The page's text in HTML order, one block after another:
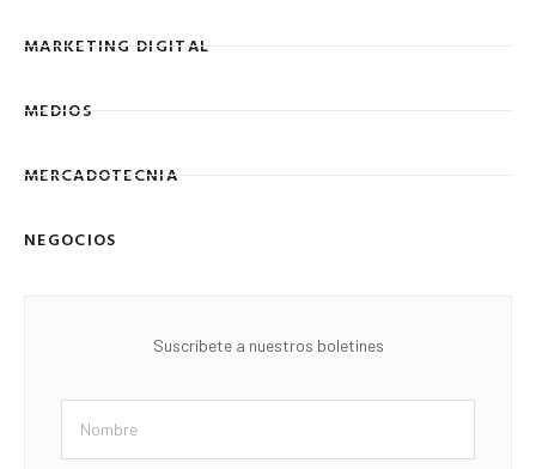
MARKETING DIGITAL
MEDIOS
MERCADOTECNIA
NEGOCIOS
Suscríbete a nuestros boletines